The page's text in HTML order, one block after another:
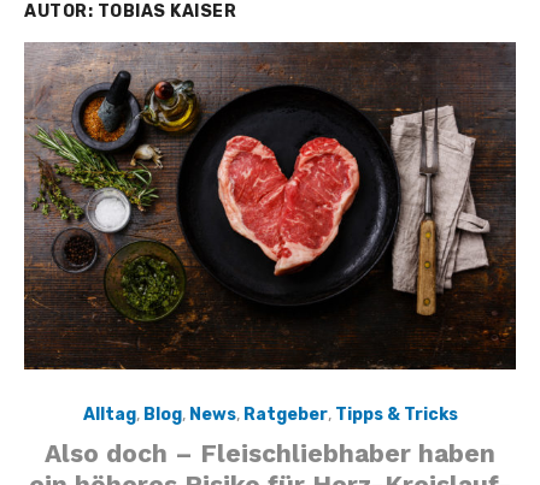
AUTOR: TOBIAS KAISER
Alltag, Blog, News, Ratgeber, Tipps & Tricks
Also doch – Fleischliebhaber haben